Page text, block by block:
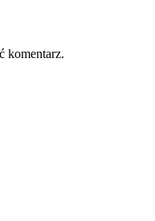
komentarz.